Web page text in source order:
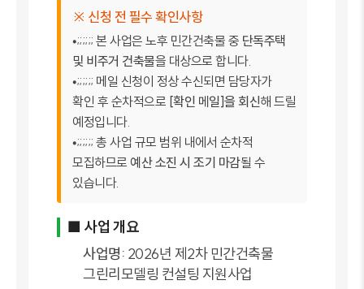
※ 신청 전 필수 확인사항
•;;;;;; 본 사업은 노후 민간건축물 중 단독주택
및 비주거 건축물을 대상으로 합니다.
•;;;;;; 메일 신청이 정상 수신되면 담당자가
확인 후 순차적으로 [확인 메일]을 회신해 드릴
예정입니다.
•;;;;;; 총 사업 규모 범위 내에서 순차적
모집하므로 예산 소진 시 조기 마감될 수
있습니다.
■ 사업 개요
사업명: 2026년 제2차 민간건축물
그린리모델링 컨설팅 지원사업